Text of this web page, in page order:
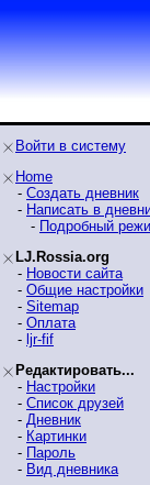
Войти в систему
Home
- Создать дневник
- Написать в
- Подробный
LJ.Rossia.org
- Новости сайта
- Общие настройки
- Sitemap
- Оплата
- ljr-fif
Редактировать...
- Настройки
- Список друзей
- Дневник
- Картинки
- Пароль
- Вид дневника